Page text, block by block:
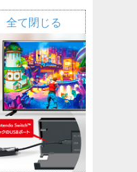
全て閉じる